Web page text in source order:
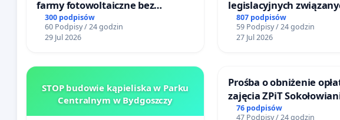
farmy fotowoltaiczne bez
rzetelnych analiz i akceptacji
mieszkańców
300 podpisów
60 Podpisy / 24 godzin
29 Jul 2026
legislacyjnych
reformą prawa
807 podpisów
59 Podpisy / 24 godzin
27 Jul 2026
STOP budowie kąpieliska w Parku
Centralnym w Bydgoszczy
Prośba o obniżenie
zajęcia ZPiT
Sokołowskim Ośrodku
76 podpisów
47 Podpisy / 24 godzin